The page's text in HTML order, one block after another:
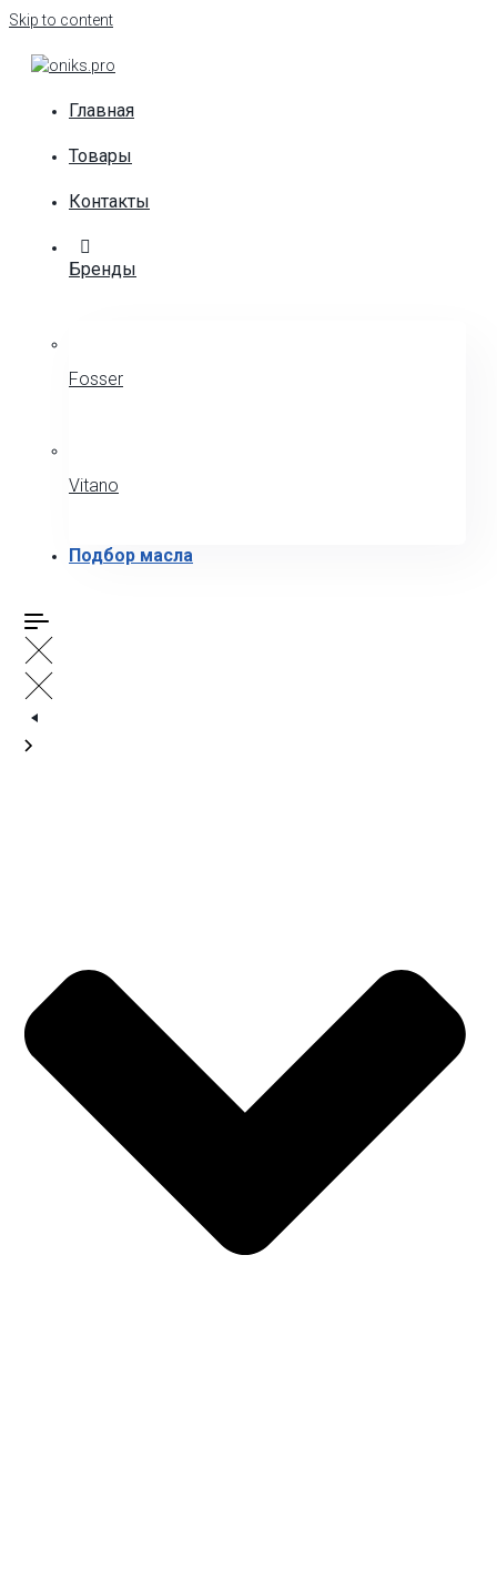
Skip to content
Главная
Товары
Контакты
Бренды
Fosser
Vitano
Подбор масла